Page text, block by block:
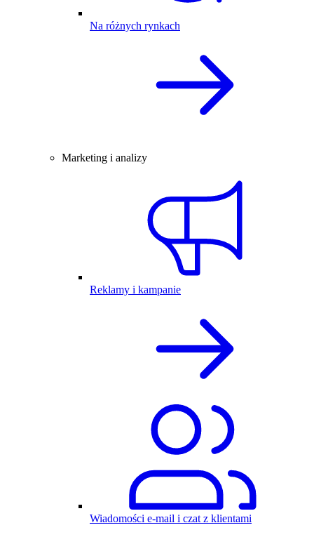
Na różnych rynkach
Marketing i analizy
Reklamy i kampanie
Wiadomości e-mail i czat z klientami